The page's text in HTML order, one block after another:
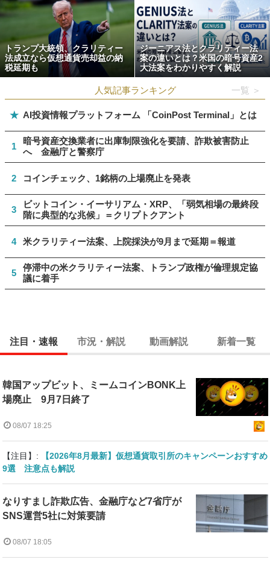
トランプ大統領、クラリティー
法成立なら仮想通貨売却益の納
税延期も
ジーニアス法とクラリティー法
案の違いとは？米国の暗号資産2
大法案をわかりやすく解説
人気記事ランキング 一覧 ＞
★ AI投資情報プラットフォーム 「CoinPost Terminal」とは
1
暗号資産交換業者に出庫制限強化を要請、詐欺被害防止
へ 金融庁と警察庁
2 コインチェック、1銘柄の上場廃止を発表
3
ビットコイン・イーサリアム・XRP、「弱気相場の最終段
階に典型的な兆候」＝クリプトクアント
4 米クラリティー法案、上院採決が9月まで延期＝報道
5
停滞中の米クラリティー法案、トランプ政権が倫理規定協
議に着手
注目・速報 市況・解説 動画解説 新着一覧
韓国アップビット、ミームコインBONK上
場廃止 9月7日終了
08/07 18:25
【注目】:
【2026年8月最新】仮想通貨取引所のキャンペーンおすすめ
9選 注意点も解説
なりすまし詐欺広告、金融庁など7省庁が
SNS運営5社に対策要請
08/07 18:05